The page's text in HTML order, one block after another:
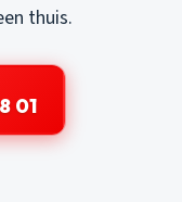
thuis.
01